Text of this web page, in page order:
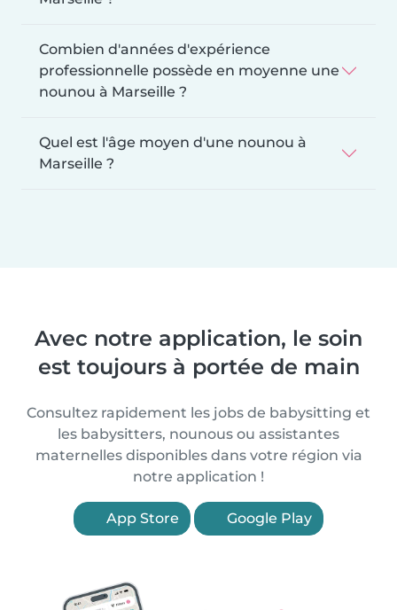
Combien d'années d'expérience
professionnelle possède en moyenne une
nounou à Marseille ?
Quel est l'âge moyen d'une nounou à
Marseille ?
Avec notre application, le soin
est toujours à portée de main
Consultez rapidement les jobs de babysitting et
les babysitters, nounous ou assistantes
maternelles disponibles dans votre région via
notre application !
App Store Google Play